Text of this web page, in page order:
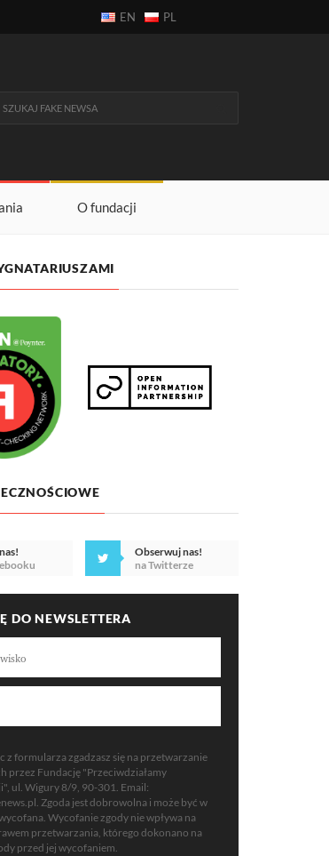
EN PL
O fundacji
Obserwuj nas!
na Twitterze
DO NEWSLETTERA
z formularza zgadzasz się na przetwarzanie
przez Fundację "Przeciwdziałamy
ul. Wigury 8/9, 90-301. Email:
. Zgoda jest dobrowolna i może być w
Wycofanie zgody nie wpływa na
przetwarzania, którego dokonano na
przed jej wycofaniem.